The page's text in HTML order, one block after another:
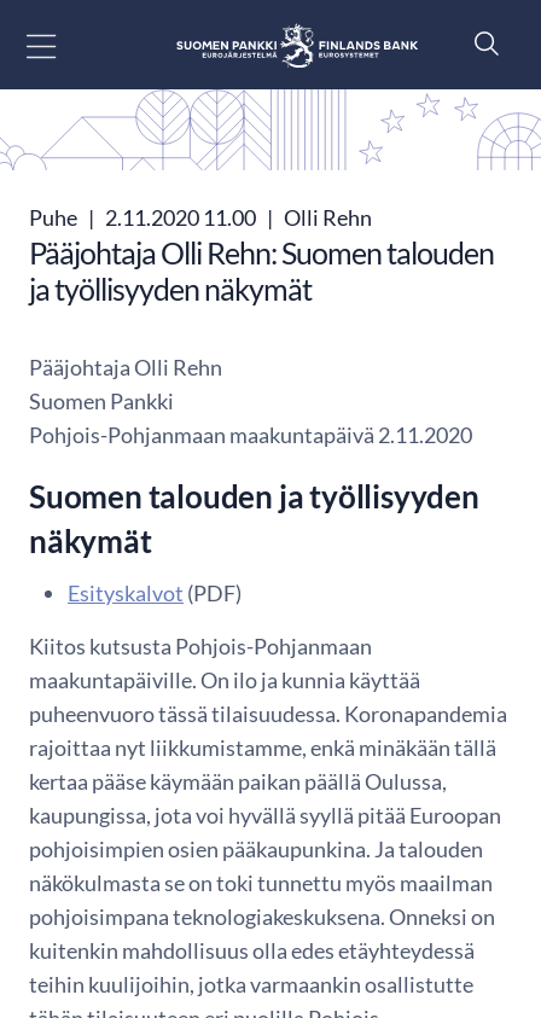
Puhe | 2.11.2020 11.00 | Olli Rehn
Pääjohtaja Olli Rehn: Suomen talouden
ja työllisyyden näkymät
Pääjohtaja Olli Rehn
Suomen Pankki
Pohjois-Pohjanmaan maakuntapäivä 2.11.2020
Suomen talouden ja työllisyyden
näkymät
Esityskalvot (PDF)
Kiitos kutsusta Pohjois-Pohjanmaan
maakuntapäiville. On ilo ja kunnia käyttää
puheenvuoro tässä tilaisuudessa. Koronapandemia
rajoittaa nyt liikkumistamme, enkä minäkään tällä
kertaa pääse käymään paikan päällä Oulussa,
kaupungissa, jota voi hyvällä syyllä pitää Euroopan
pohjoisimpien osien pääkaupunkina. Ja talouden
näkökulmasta se on toki tunnettu myös maailman
pohjoisimpana teknologiakeskuksena. Onneksi on
kuitenkin mahdollisuus olla edes etäyhteydessä
teihin kuulijoihin, jotka varmaankin osallistutte